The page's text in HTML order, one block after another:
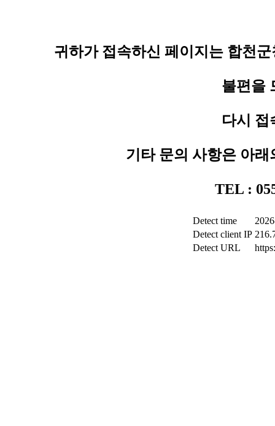
귀하가 접속하신 페이지는 합천
불편을
다시 접
기타 문의 사항은 아
TEL :
Detect time
Detect client IP
Detect URL